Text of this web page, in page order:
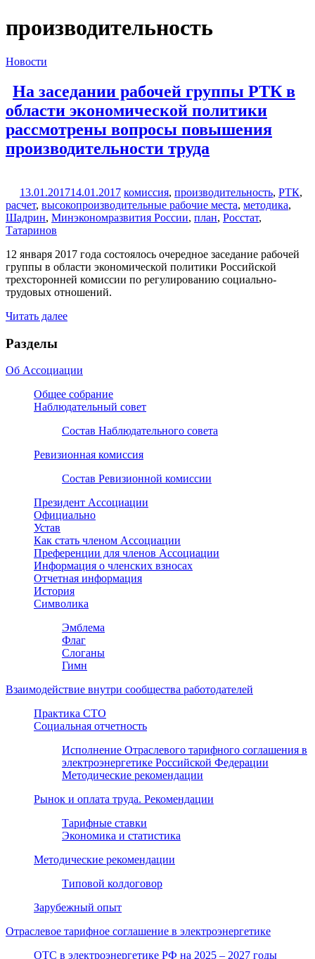
производительность
Новости
На заседании рабочей группы РТК в
области экономической политики
рассмотрены вопросы повышения
производительности труда
13.01.201714.01.2017 комиссия, производительность, РТК,
расчет, высокопроизводительные рабочие места, методика,
Шадрин, Минэкономразвития России, план, Росстат,
Татаринов
12 января 2017 года состоялось очередное заседание рабочей
группы в области экономической политики Российской
трехсторонней комиссии по регулированию социально-
трудовых отношений.
Читать далее
Разделы
Об Ассоциации
Общее собрание
Наблюдательный совет
Состав Наблюдательного совета
Ревизионная комиссия
Состав Ревизионной комиссии
Президент Ассоциации
Официально
Устав
Как стать членом Ассоциации
Преференции для членов Ассоциации
Информация о членских взносах
Отчетная информация
История
Символика
Эмблема
Флаг
Слоганы
Гимн
Взаимодействие внутри сообщества работодателей
Практика СТО
Социальная отчетность
Исполнение Отраслевого тарифного соглашения в
электроэнергетике Российской Федерации
Методические рекомендации
Рынок и оплата труда. Рекомендации
Тарифные ставки
Экономика и статистика
Методические рекомендации
Типовой колдоговор
Зарубежный опыт
Отраслевое тарифное соглашение в электроэнергетике
ОТС в электроэнергетике РФ на 2025 – 2027 годы